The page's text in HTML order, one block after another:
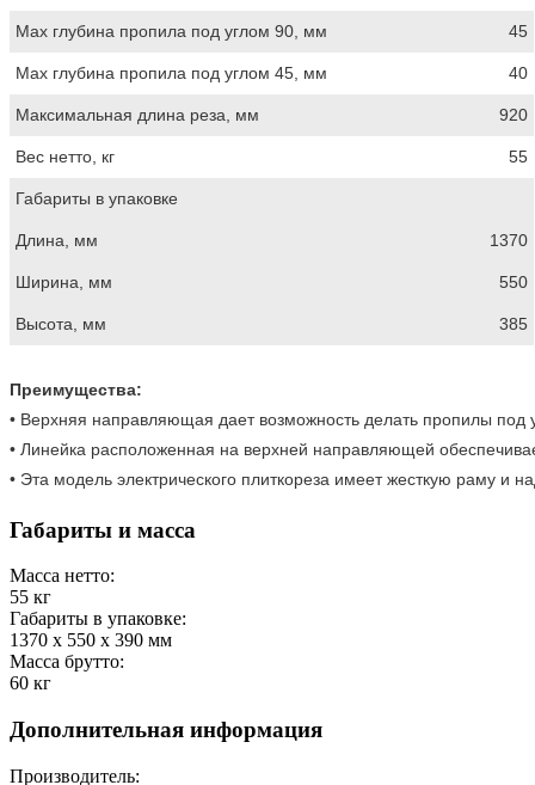
Max глубина пропила под углом 90, мм 45
Max глубина пропила под углом 45, мм 40
Максимальная длина реза, мм 920
Вес нетто, кг 55
Габариты в упаковке
Длина, мм 1370
Ширина, мм 550
Высота, мм 385
Преимущества:
• Верхняя направляющая дает возможность делать пропилы под
• Линейка расположенная на верхней направляющей
• Эта модель электрического плиткореза имеет жесткую раму и
Габариты и масса
Масса нетто:
55 кг
Габариты в упаковке:
1370 x 550 x 390 мм
Масса брутто:
60 кг
Дополнительная информация
Производитель: